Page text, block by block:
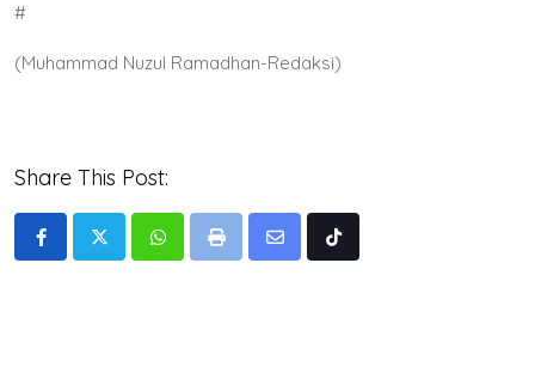
#
(Muhammad Nuzul Ramadhan-Redaksi)
Share This Post:
WhatsappPrint
Share
Tiktok